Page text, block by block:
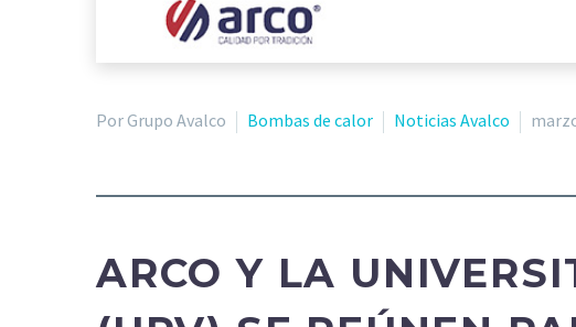
Por Grupo Avalco Bombas de calor Noticias Avalco
ARCO Y LA